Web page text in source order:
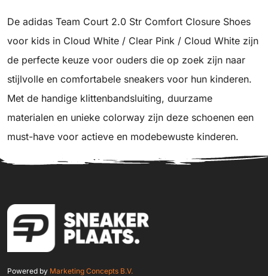
De adidas Team Court 2.0 Str Comfort Closure Shoes
voor kids in Cloud White / Clear Pink / Cloud White zijn
de perfecte keuze voor ouders die op zoek zijn naar
stijlvolle en comfortabele sneakers voor hun kinderen.
Met de handige klittenbandsluiting, duurzame
materialen en unieke colorway zijn deze schoenen een
must-have voor actieve en modebewuste kinderen.
Powered by Marketing Concepts B.V.